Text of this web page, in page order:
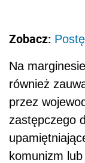
Zobacz:
Na
również
przez
zastępczego
komunizm